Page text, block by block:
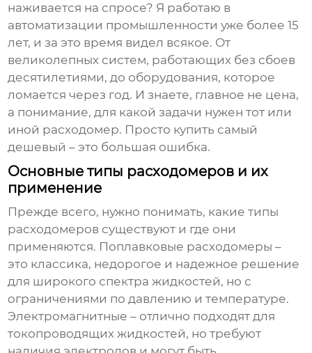
наживается на спросе? Я работаю в
автоматизации промышленности уже более 15
лет, и за это время видел всякое. От
великолепных систем, работающих без сбоев
десятилетиями, до оборудования, которое
ломается через год. И знаете, главное не цена,
а понимание, для какой задачи нужен тот или
иной расходомер. Просто купить самый
дешевый – это большая ошибка.
Основные типы расходомеров и их
применение
Прежде всего, нужно понимать, какие типы
расходомеров существуют и где они
применяются. Поплавковые расходомеры –
это классика, недорогое и надежное решение
для широкого спектра жидкостей, но с
ограничениями по давлению и температуре.
Электромагнитные – отлично подходят для
токопроводящих жидкостей, но требуют